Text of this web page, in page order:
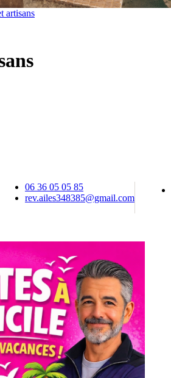
artisans
06 36 05 05 85
rev.ailes348385@gmail.com